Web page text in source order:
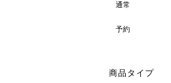
通常
予約
商品タイプ